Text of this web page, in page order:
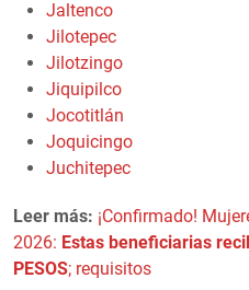
Jaltenco
Jilotepec
Jilotzingo
Jiquipilco
Jocotitlán
Joquicingo
Juchitepec
Leer más: ¡Confirmado!
2026: Estas beneficiarias
PESOS; requisitos